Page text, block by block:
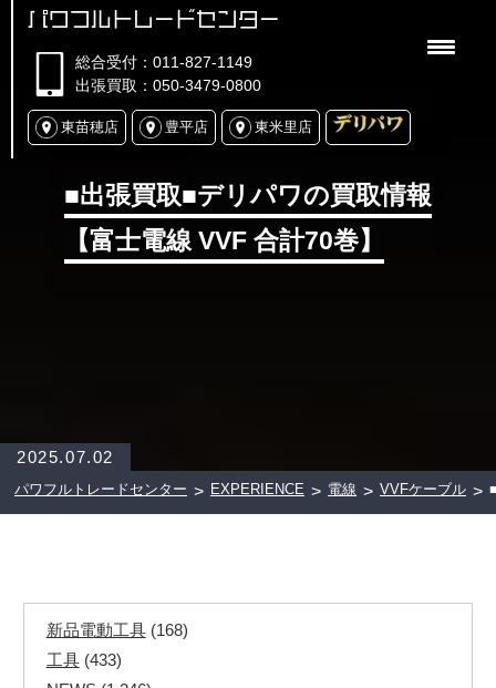
パワフルトレードセンター
総合受付：011-827-1149
出張買取：050-3479-0800
東苗穂店 豊平店 東米里店
■出張買取■デリパワの買取情報
【富士電線 VVF 合計70巻】
2025.07.02
パワフルトレードセンター > EXPERIENCE > 電線 > VVFケーブル >
新品電動工具(168)
工具(433)